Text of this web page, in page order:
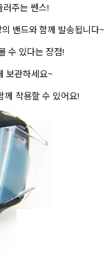
주는 쎈스!
밴드와 함께 발송됩니다~
수 있다는 장점!
보관하세요~
께 착용할 수 있어요!